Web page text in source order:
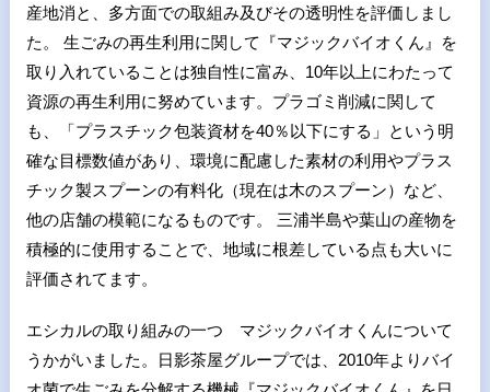
産地消と、多方面での取組み及びその透明性を評価しまし
た。 生ごみの再生利用に関して『マジックバイオくん』を
取り入れていることは独自性に富み、10年以上にわたって
資源の再生利用に努めています。プラゴミ削減に関して
も、「プラスチック包装資材を40％以下にする」という明
確な目標数値があり、環境に配慮した素材の利用やプラス
チック製スプーンの有料化（現在は木のスプーン）など、
他の店舗の模範になるものです。 三浦半島や葉山の産物を
積極的に使用することで、地域に根差している点も大いに
評価されてます。
エシカルの取り組みの一つ マジックバイオくんについて
うかがいました。日影茶屋グループでは、2010年よりバイ